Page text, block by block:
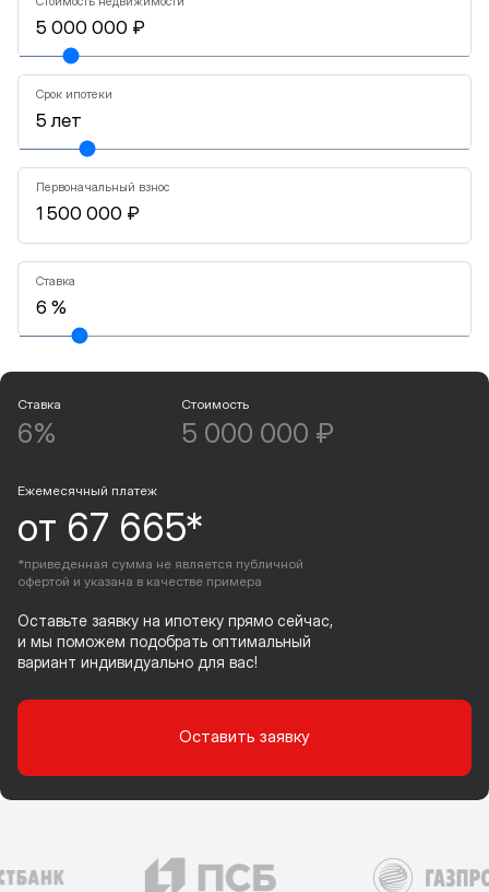
Срок ипотеки
Первоначальный взнос
Ставка
Ставка
6%
Стоимость
5 000 000 ₽
Ежемесячный платеж
от 67 665*
*приведенная сумма не является публичной
офертой и указана в качестве примера
Оставьте заявку на ипотеку прямо сейчас,
и мы поможем подобрать оптимальный
вариант индивидуально для вас!
Оставить заявку